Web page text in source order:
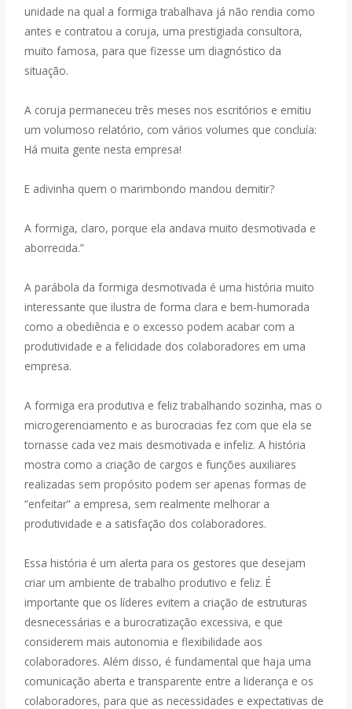
unidade na qual a formiga trabalhava já não rendia como
antes e contratou a coruja, uma prestigiada consultora,
muito famosa, para que fizesse um diagnóstico da
situação.
A coruja permaneceu três meses nos escritórios e emitiu
um volumoso relatório, com vários volumes que concluía:
Há muita gente nesta empresa!
E adivinha quem o marimbondo mandou demitir?
A formiga, claro, porque ela andava muito desmotivada e
aborrecida.”
A parábola da formiga desmotivada é uma história muito
interessante que ilustra de forma clara e bem-humorada
como a obediência e o excesso podem acabar com a
produtividade e a felicidade dos colaboradores em uma
empresa.
A formiga era produtiva e feliz trabalhando sozinha, mas o
microgerenciamento e as burocracias fez com que ela se
tornasse cada vez mais desmotivada e infeliz. A história
mostra como a criação de cargos e funções auxiliares
realizadas sem propósito podem ser apenas formas de
“enfeitar” a empresa, sem realmente melhorar a
produtividade e a satisfação dos colaboradores.
Essa história é um alerta para os gestores que desejam
criar um ambiente de trabalho produtivo e feliz. É
importante que os líderes evitem a criação de estruturas
desnecessárias e a burocratização excessiva, e que
considerem mais autonomia e flexibilidade aos
colaboradores. Além disso, é fundamental que haja uma
comunicação aberta e transparente entre a liderança e os
colaboradores, para que as necessidades e expectativas de